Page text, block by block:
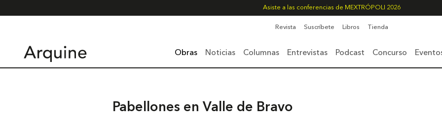
Asiste a las conferencias de MEXTRÓPOLI 2026
Revista Suscríbete Libros Tienda
Obras Noticias Columnas Entrevistas Podcast Concurso
Pabellones en Valle de Bravo